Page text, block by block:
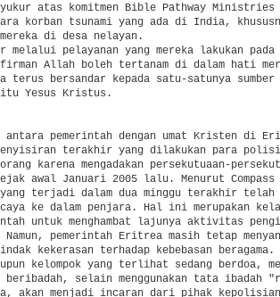
atas komitmen Bible Pathway Ministries
korban tsunami yang ada di India,
di desa nelayan.
melalui pelayanan yang mereka lakukan pada
Allah boleh tertanam di dalam hati
terus bersandar kepada satu-satunya sumber
Yesus Kristus.
antara pemerintah dengan umat Kristen di
terakhir yang dilakukan para
karena mengadakan persekutuaan-
awal Januari 2005 lalu. Menurut Compass
terjadi dalam dua minggu terakhir telah
ke dalam penjara. Hal ini merupakan
untuk menghambat lajunya aktivitas
Namun, pemerintah Eritrea masih tetap
kekerasan terhadap kebebasan beragama.
kelompok yang terlihat sedang berdoa,
beribadah, selain menggunakan tata ibadah
akan menjadi incaran dari pihak